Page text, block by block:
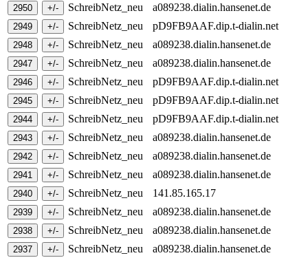
SchreibNetz_neu
a089238.dialin.hansenet.de
SchreibNetz_neu
pD9FB9AAF.dip.t-dialin.net
SchreibNetz_neu
a089238.dialin.hansenet.de
SchreibNetz_neu
a089238.dialin.hansenet.de
SchreibNetz_neu
pD9FB9AAF.dip.t-dialin.net
SchreibNetz_neu
pD9FB9AAF.dip.t-dialin.net
SchreibNetz_neu
pD9FB9AAF.dip.t-dialin.net
SchreibNetz_neu
a089238.dialin.hansenet.de
SchreibNetz_neu
a089238.dialin.hansenet.de
SchreibNetz_neu
a089238.dialin.hansenet.de
SchreibNetz_neu
141.85.165.17
SchreibNetz_neu
a089238.dialin.hansenet.de
SchreibNetz_neu
a089238.dialin.hansenet.de
SchreibNetz_neu
a089238.dialin.hansenet.de